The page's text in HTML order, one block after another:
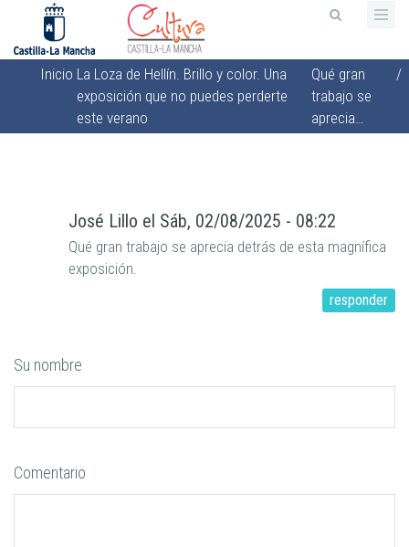
contenido
principal
Sobrescribir
enlaces
de
navegación
Inicio La Loza de Hellín. Brillo y color. Una
exposición que no puedes perderte
este verano
Qué gran
trabajo se
aprecia…
/
José Lillo el Sáb, 02/08/2025 - 08:22
Qué gran trabajo se aprecia detrás de esta magnífica
exposición.
responder
Su nombre
Comentario